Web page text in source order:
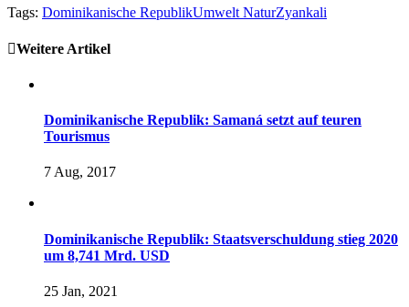
Tags: Dominikanische RepublikUmwelt NaturZyankali
Weitere Artikel
Dominikanische Republik: Samaná setzt auf teuren
Tourismus
7 Aug, 2017
Dominikanische Republik: Staatsverschuldung stieg 2020
um 8,741 Mrd. USD
25 Jan, 2021